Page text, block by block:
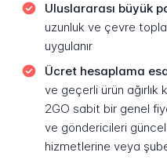
Uluslararası büyük
uzunluk ve çevre
uygulanır
Ücret hesaplama
ve geçerli ürün ağırlık
2GO sabit bir genel
ve göndericileri
hizmetlerine veya